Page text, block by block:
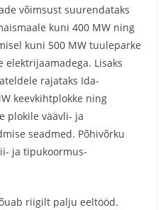
võimsust suurendataks
kuni 400 MW ning
kuni 500 MW tuuleparke
elektrijaamadega. Lisaks
rajataks Ida-
keevkihtplokke ning
plokile väävli- ja
seadmed. Põhivõrku
ja tipukoormus-
riigilt palju eeltööd.